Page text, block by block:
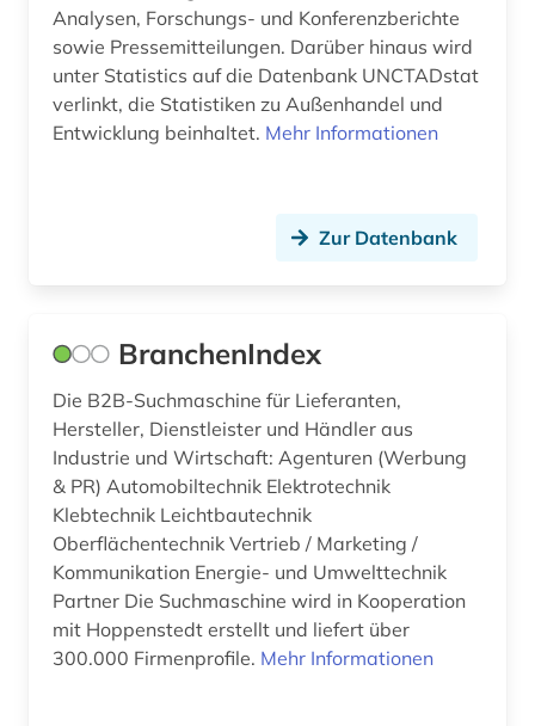
großbritannien (2)
grönland (1)
handel (42)
import (4)
industrie (2)
inflation (1)
internationales recht (2)
investition (1)
investmentfond (1)
kennedy, john f. (1)
Analysen, Forschungs- und Konferenzberichte
sowie Pressemitteilungen. Darüber hinaus wird
unter Statistics auf die Datenbank UNCTADstat
verlinkt, die Statistiken zu Außenhandel und
Entwicklung beinhaltet. Mehr Informationen
Zur Datenbank
BranchenIndex
Die B2B-Suchmaschine für Lieferanten,
Hersteller, Dienstleister und Händler aus
Industrie und Wirtschaft: Agenturen (Werbung
& PR) Automobiltechnik Elektrotechnik
Klebtechnik Leichtbautechnik
Oberflächentechnik Vertrieb / Marketing /
Kommunikation Energie- und Umwelttechnik
Partner Die Suchmaschine wird in Kooperation
mit Hoppenstedt erstellt und liefert über
300.000 Firmenprofile. Mehr Informationen